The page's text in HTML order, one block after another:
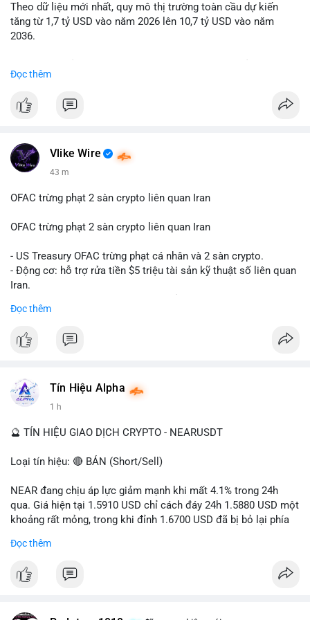
Lời khuyên: Nhà đầu tư nhỏ lẻ nên quan sát thêm 2-4 giờ sau
khi giao dịch được xác nhận, tránh hành động theo cảm xúc.
ưu tiên quản trị rủi ro trong giai đoạn biến động mạnh.
#btcmempool65k
Theo dữ liệu mới nhất, quy mô thị trường toàn cầu dự kiến
tăng từ 1,7 tỷ USD vào năm 2026 lên 10,7 tỷ USD vào năm
2036.
hàng năm (CAGR) ấn tượng lên tới 20,2%.
Điều gì đang thúc đẩy sự tăng trưởng vượt bậc này? Hãy cùng
Đọc thêm
Vlike Wire
43 m
OFAC trừng phạt 2 sàn crypto liên quan Iran
OFAC trừng phạt 2 sàn crypto liên quan Iran
- US Treasury OFAC trừng phạt cá nhân và 2 sàn crypto.
- Động cơ: hỗ trợ rửa tiền $5 triệu tài sản kỹ thuật số liên quan
Iran.
- Tác động: rủi ro cho thị trường crypto, tăng áp lực pháp lý.
#binancesquare
#vlikevn #titanbot
📰 Nguồn: Cointelegraph
Đọc thêm
Tín Hiệu Alpha
1 h
🔮 TÍN HIỆU GIAO DỊCH CRYPTO - NEARUSDT
Loại tín hiệu: 🔴 BÁN (Short/Sell)
NEAR đang chịu áp lực giảm mạnh khi mất 4.1% trong 24h
qua. Giá hiện tại 1.5910 USD chỉ cách đáy 24h 1.5880 USD một
khoảng rất mỏng, trong khi đỉnh 1.6700 USD đã bị bỏ lại phía
kiểm soát hoàn toàn. Khối lượng giao dịch 10.29 triệu NEAR
tiếp diễn.
Đọc thêm